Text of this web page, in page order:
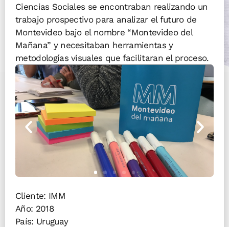
Ciencias Sociales se encontraban realizando un
trabajo prospectivo para analizar el futuro de
Montevideo bajo el nombre “Montevideo del
Mañana” y necesitaban herramientas y
metodologías visuales que facilitaran el proceso.
Cliente: IMM
Año: 2018
País: Uruguay